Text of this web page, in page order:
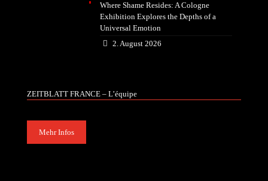
Where Shame Resides: A Cologne
Exhibition Explores the Depths of a
Universal Emotion
2. August 2026
ZEITBLATT FRANCE – L’équipe
Mehr Infos